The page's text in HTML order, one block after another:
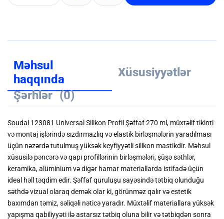
Məhsul
haqqında
Xüsusiyyətlər
Şərhlər (0)
Soudal 123081 Universal Silikon Profil Şəffaf 270 ml, müxtəlif tikinti
və montaj işlərində sızdırmazlıq və elastik birləşmələrin yaradılması
üçün nəzərdə tutulmuş yüksək keyfiyyətli silikon mastikdir. Məhsul
xüsusilə pəncərə və qapı profillərinin birləşmələri, şüşə səthlər,
keramika, alüminium və digər hamar materiallarda istifadə üçün
ideal həll təqdim edir. Şəffaf quruluşu sayəsində tətbiq olunduğu
səthdə vizual olaraq demək olar ki, görünməz qalır və estetik
baxımdan təmiz, səliqəli nəticə yaradır. Müxtəlif materiallara yüksək
yapışma qabiliyyəti ilə astarsız tətbiq oluna bilir və tətbiqdən sonra